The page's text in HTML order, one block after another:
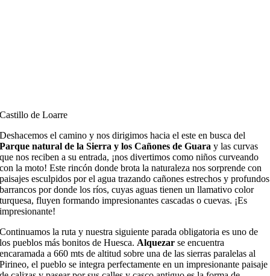
Castillo de Loarre
Deshacemos el camino y nos dirigimos hacia el este en busca del
Parque natural de la Sierra y los Cañones de Guaray las curvas
que nos reciben a su entrada, ¡nos divertimos como niños curveando
con la moto! Este rincón donde brota la naturaleza nos sorprende con
paisajes esculpidos por el agua trazando cañones estrechos y profundos
barrancos por donde los ríos, cuyas aguas tienen un llamativo color
turquesa, fluyen formando impresionantes cascadas o cuevas. ¡Es
impresionante!
Continuamos la ruta y nuestra siguiente parada obligatoria es uno de
los pueblos más bonitos de Huesca. Alquezarse encuentra
encaramada a 660 mts de altitud sobre una de las sierras paralelas al
Pirineo, el pueblo se integra perfectamente en un impresionante paisaje